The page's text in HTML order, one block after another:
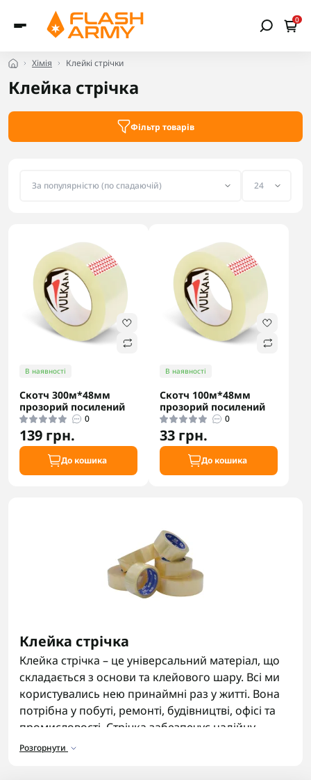
0
Хімія Клейкі стрічки
Клейка стрічка
Фільтр товарів
В наявності
Скотч 300м*48мм
прозорий посилений
0
139 грн.
До кошика
В наявності
Скотч 100м*48мм
прозорий посилений
0
33 грн.
До кошика
Клейка стрічка
Клейка стрічка – це універсальний матеріал, що
складається з основи та клейового шару. Всі ми
користувались нею принаймні раз у житті. Вона
потрібна у побуті, ремонті, будівництві, офісі та
промисловості. Стрічка забезпечує надійну
фіксацію, може захищати від вологи, пилу чи
Розгорнути